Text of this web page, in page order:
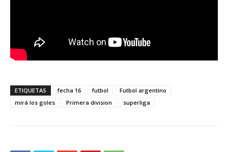
ETIQUETAS fecha 16 futbol
Futbol argentino
mirá los goles
Primera division superliga